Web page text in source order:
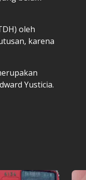
oleh
karena
Yusticia.